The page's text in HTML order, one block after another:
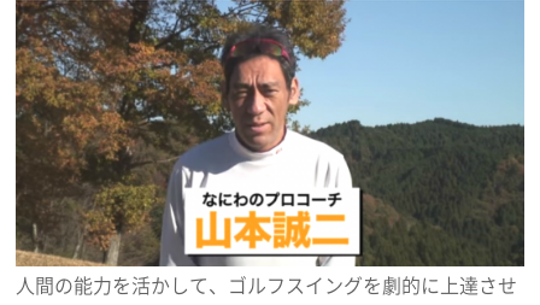
人間の能力を活かして、ゴルフスイングを劇的に上達させ